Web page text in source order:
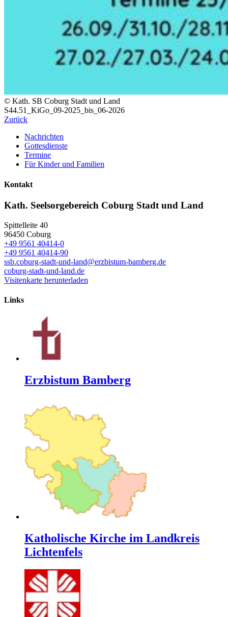
© Kath. SB Coburg Stadt und Land
S44.51_KiGo_09-2025_bis_06-2026
Zurück
Nachrichten
Gottesdienste
Termine
Für Kinder und Familien
Kontakt
Kath. Seelsorgebereich Coburg Stadt und Land
Spittelleite 40
96450 Coburg
+49 9561 40414-0
+49 9561 40414-90
ssb.coburg-stadt-und-land@erzbistum-bamberg.de
coburg-stadt-und-land.de
Visitenkarte herunterladen
Links
Erzbistum Bamberg
Katholische Kirche im Landkreis
Lichtenfels